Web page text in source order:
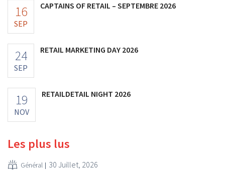
16
SEP
CAPTAINS OF RETAIL – SEPTEMBRE 2026
24
SEP
RETAIL MARKETING DAY 2026
19
NOV
RETAILDETAIL NIGHT 2026
Les plus lus
Général 30 Juillet, 2026